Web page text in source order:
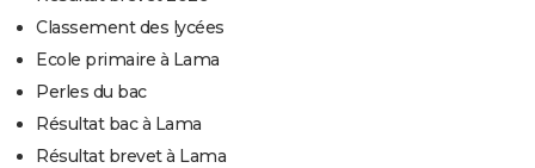
Classement des lycées
Ecole primaire à Lama
Perles du bac
Résultat bac à Lama
Résultat brevet à Lama